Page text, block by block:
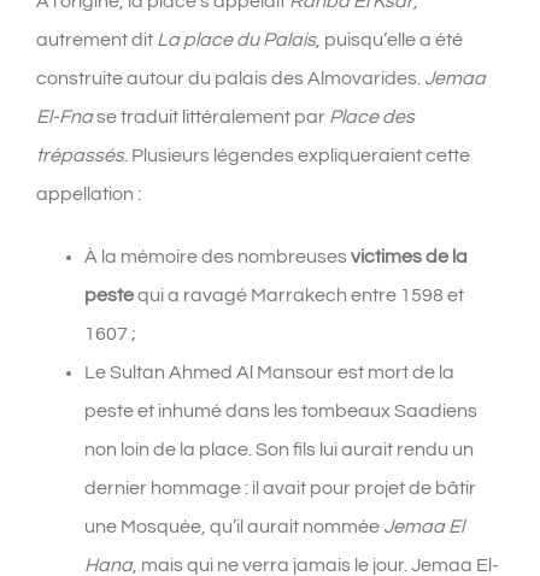
autrement dit La place du Palais, puisqu’elle a été
construite autour du palais des Almovarides. Jemaa
El-Fnase traduit littéralement par Place des
trépassés. Plusieurs légendes expliqueraient cette
appellation :
À la mémoire des nombreusesvictimes de la
pestequi a ravagé Marrakech entre 1598 et
1607 ;
Le Sultan Ahmed Al Mansour est mort de la
peste et inhumé dans les tombeaux Saadiens
non loin de la place. Son fils lui aurait rendu un
dernier hommage : il avait pour projet de bâtir
une Mosquée, qu’il aurait nommée Jemaa El
Hana, mais qui ne verra jamais le jour. Jemaa El-